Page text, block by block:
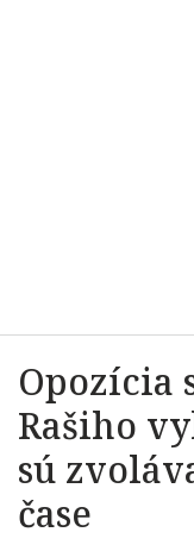
Opozícia
Rašiho
sú
čase